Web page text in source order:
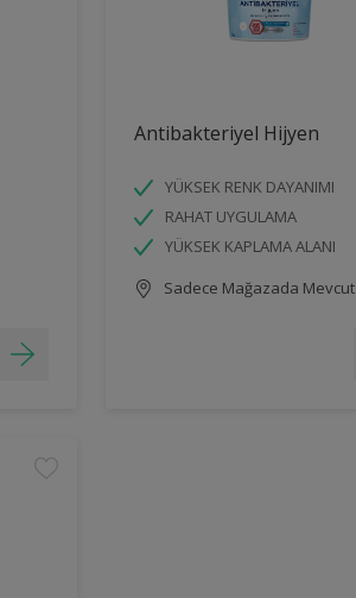
Antibakteriyel Hijyen
YÜKSEK RENK DAYANIMI
RAHAT UYGULAMA
YÜKSEK KAPLAMA ALANI
Sadece Mağazada Mevcut